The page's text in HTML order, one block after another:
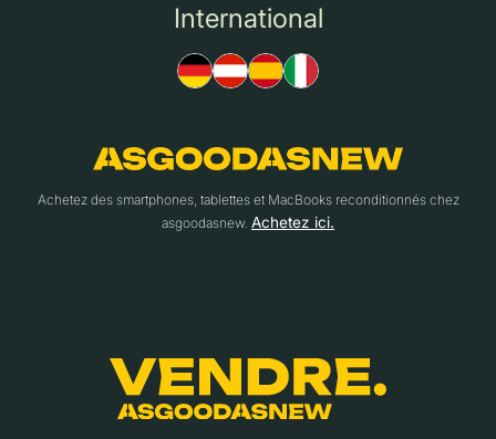
International
Achetez des smartphones, tablettes et MacBooks reconditionnés chez
asgoodasnew. Achetez ici.